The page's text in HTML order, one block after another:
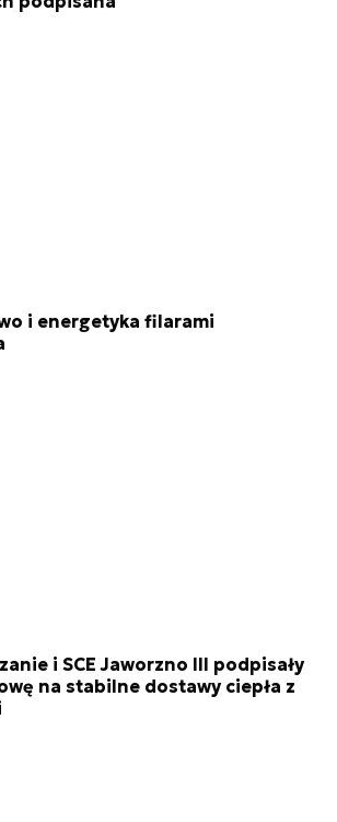
i energetyka filarami
i SCE Jaworzno III podpisały
na stabilne dostawy ciepła z